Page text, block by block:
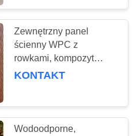
369
Zewnętrzny panel
ścienny WPC z
rowkami, kompozyt
drewno-plastik
KONTAKT
Wodoodporne,